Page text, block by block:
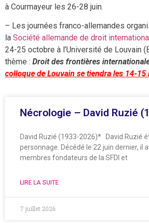
à Courmayeur les 26-28 juin.
– Les journées franco-allemandes
la Société allemande de droit
24-25 octobre à l’Université de Louvain
thème : Droit des frontières
colloque de Louvain se tiendra les 14-15
Nécrologie – David Ruzié
David Ruzié (1933-2026)* David Ruzié
personnage. Décédé le 22 juin dernier, il
membres fondateurs de la SFDI et
LIRE LA SUITE
7 juillet 2026